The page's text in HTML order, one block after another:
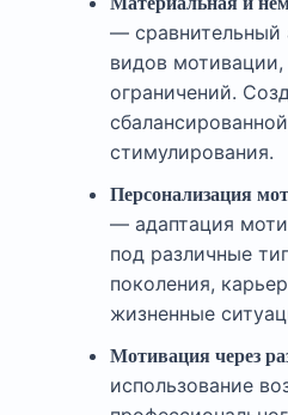
— сравнительный
видов
ограничений.
стимулирования.
Персонализация
— адаптация
под различные
поколения,
жизненные
Мотивация через
использование